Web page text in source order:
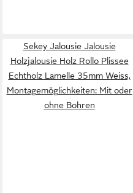
Sekey Jalousie Jalousie
Holzjalousie Holz Rollo Plissee
Echtholz Lamelle 35mm Weiss,
Montagemöglichkeiten: Mit oder
ohne Bohren